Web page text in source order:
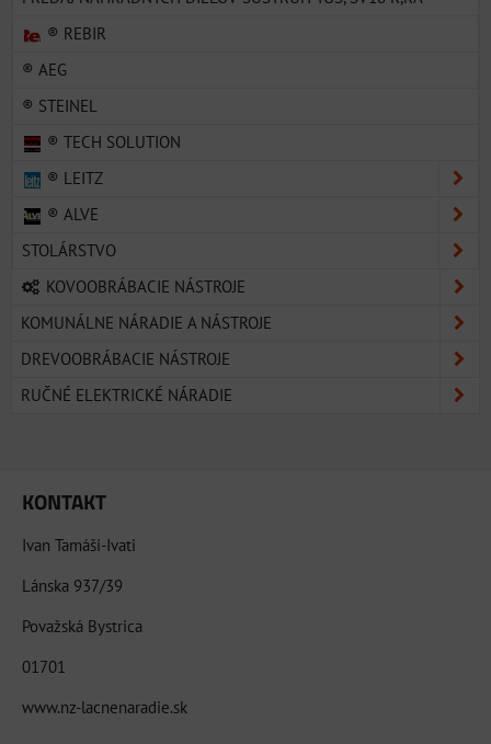
® REBIR
® AEG
® STEINEL
® TECH SOLUTION
® LEITZ
® ALVE
STOLÁRSTVO
KOVOOBRÁBACIE NÁSTROJE
KOMUNÁLNE NÁRADIE A NÁSTROJE
DREVOOBRÁBACIE NÁSTROJE
RUČNÉ ELEKTRICKÉ NÁRADIE
KONTAKT
Ivan Tamáši-Ivati
Lánska 937/39
Považská Bystrica
01701
www.nz-lacnenaradie.sk